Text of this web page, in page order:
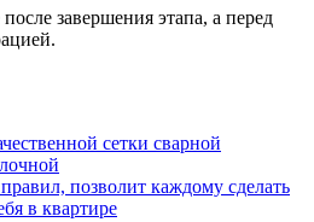
завершения этапа, а перед
сетки сварной
позволит каждому сделать
в квартире